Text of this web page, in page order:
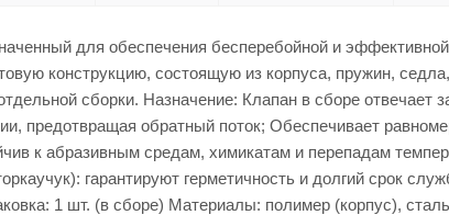
для обеспечения бесперебойной и
конструкцию, состоящую из корпуса, пружин,
сборки. Назначение: Клапан в сборе отвечает
предотвращая обратный поток; Обеспечивает
к абразивным средам, химикатам и перепадам
гарантируют герметичность и долгий срок
1 шт. (в сборе) Материалы: полимер (корпус),